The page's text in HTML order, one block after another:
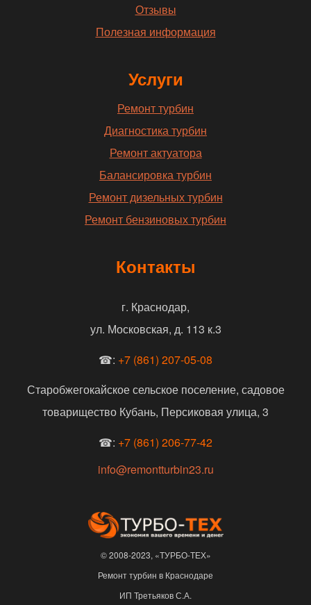
Отзывы
Полезная информация
Услуги
Ремонт турбин
Диагностика турбин
Ремонт актуатора
Балансировка турбин
Ремонт дизельных турбин
Ремонт бензиновых турбин
Контакты
г. Краснодар,
ул. Московская, д. 113 к.3
☎: +7 (861) 207-05-08
Старобжегокайское сельское поселение, садовое
товарищество Кубань, Персиковая улица, 3
☎: +7 (861) 206-77-42
info@remontturbin23.ru
© 2008-2023, «ТУРБО-ТЕХ»
Ремонт турбин в Краснодаре
ИП Третьяков С.А.